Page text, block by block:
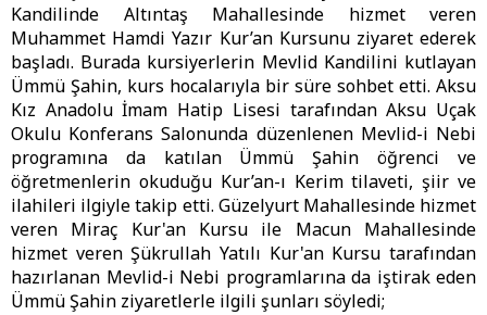
Kandilinde Altıntaş Mahallesinde hizmet veren
Muhammet Hamdi Yazır Kur’an Kursunu ziyaret ederek
başladı. Burada kursiyerlerin Mevlid Kandilini kutlayan
Ümmü Şahin, kurs hocalarıyla bir süre sohbet etti. Aksu
Kız Anadolu İmam Hatip Lisesi tarafından Aksu Uçak
Okulu Konferans Salonunda düzenlenen Mevlid-i Nebi
programına da katılan Ümmü Şahin öğrenci ve
öğretmenlerin okuduğu Kur’an-ı Kerim tilaveti, şiir ve
ilahileri ilgiyle takip etti. Güzelyurt Mahallesinde hizmet
veren Miraç Kur'an Kursu ile Macun Mahallesinde
hizmet veren Şükrullah Yatılı Kur'an Kursu tarafından
hazırlanan Mevlid-i Nebi programlarına da iştirak eden
Ümmü Şahin ziyaretlerle ilgili şunları söyledi;